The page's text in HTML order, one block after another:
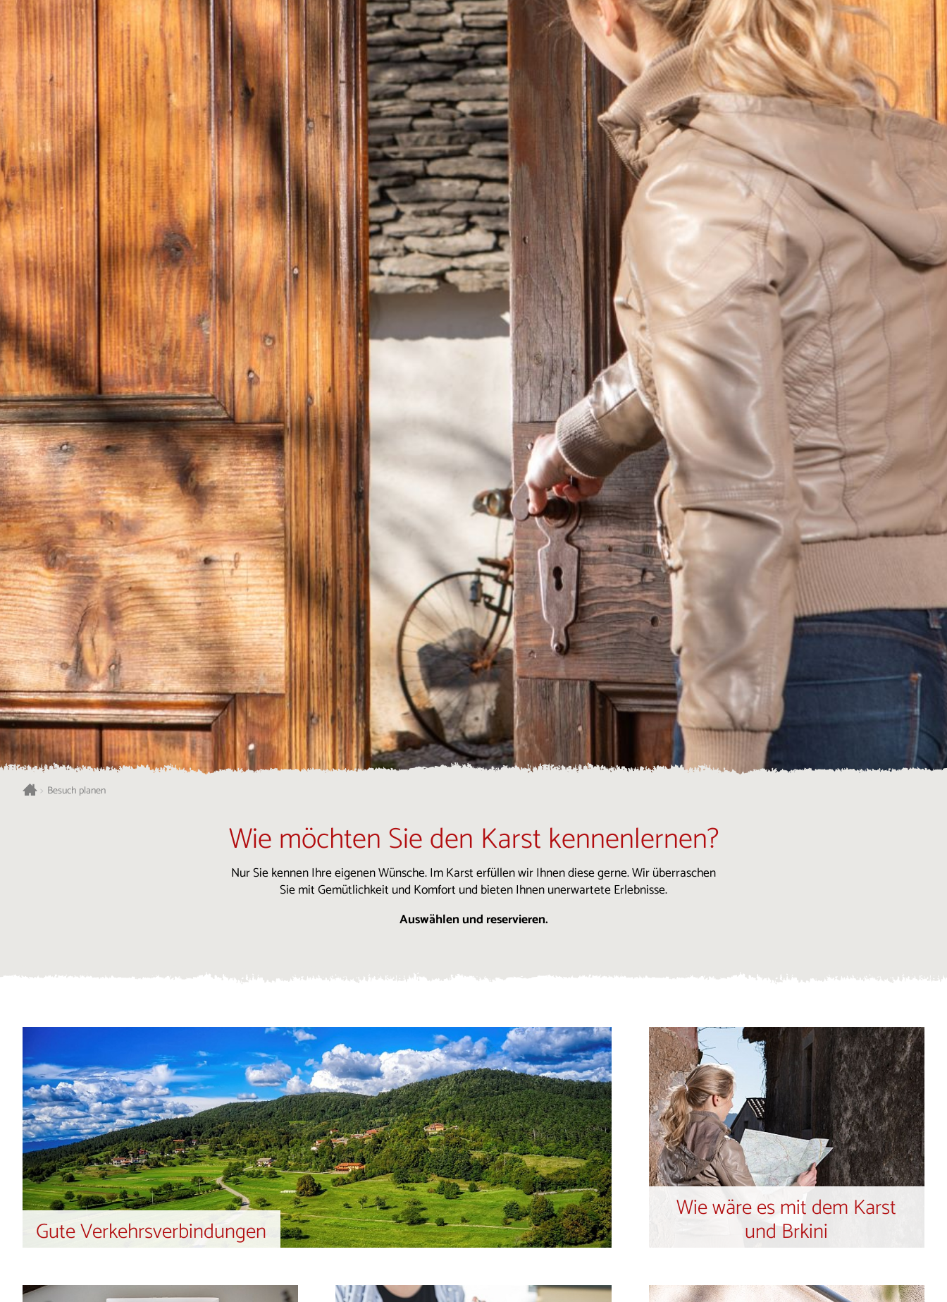
> Besuch planen
Wie möchten Sie den Karst kennenlernen?
Nur Sie kennen Ihre eigenen Wünsche. Im Karst erfüllen wir Ihnen diese gerne. Wir überraschen
Sie mit Gemütlichkeit und Komfort und bieten Ihnen unerwartete Erlebnisse.
Auswählen und reservieren.
Gute Verkehrsverbindungen
Wie wäre es mit dem Karst
und Brkini